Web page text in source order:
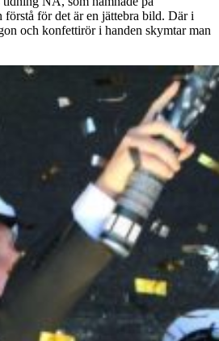
förstå för det är en jättebra bild. Där i
och konfettirör i handen skymtar man